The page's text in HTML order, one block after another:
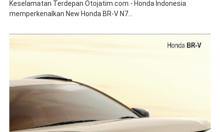
Keselamatan Terdepan Otojatim.com - Honda Indonesia
memperkenalkan New Honda BR-V N7...